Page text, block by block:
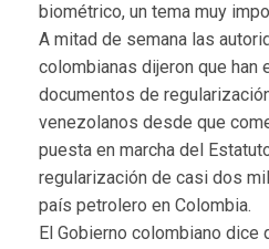
biométrico, un tema muy
A mitad de semana las
colombianas dijeron que han
documentos de
venezolanos desde que
puesta en marcha del
regularización de casi dos
país petrolero en Colombia.
El Gobierno colombiano dice